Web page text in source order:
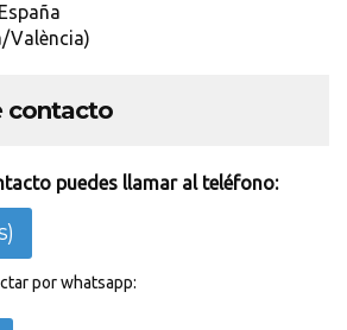
València)
contacto
puedes llamar al teléfono:
por whatsapp: